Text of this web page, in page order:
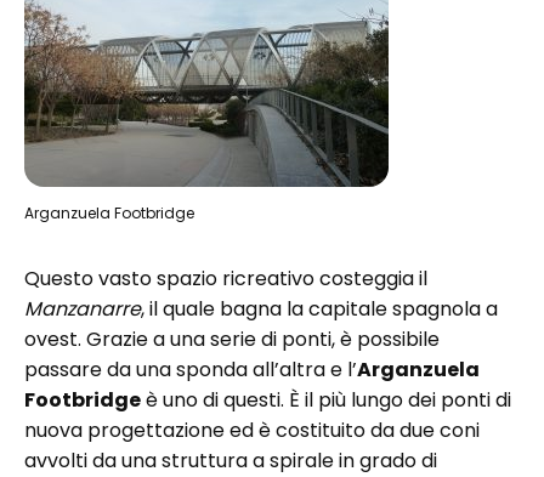
Arganzuela Footbridge
Questo vasto spazio ricreativo costeggia il
Manzanarre, il quale bagna la capitale spagnola a
ovest. Grazie a una serie di ponti, è possibile
passare da una sponda all’altra e l’Arganzuela
Footbridgeè uno di questi. È il più lungo dei ponti di
nuova progettazione ed è costituito da due coni
avvolti da una struttura a spirale in grado di